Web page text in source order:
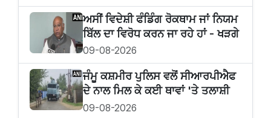
ਅਸੀਂ ਵਿਦੇਸ਼ੀ ਫੰਡਿੰਗ ਰੋਕਥਾਮ ਜਾਂ ਨਿਯਮ
ਬਿੱਲ ਦਾ ਵਿਰੋਧ ਕਰਨ ਜਾ ਰਹੇ ਹਾਂ - ਖੜਗੇ
09-08-2026
ਜੰਮੂ ਕਸ਼ਮੀਰ ਪੁਲਿਸ ਵਲੋਂ ਸੀਆਰਪੀਐਫ
ਦੇ ਨਾਲ ਮਿਲ ਕੇ ਕਈ ਥਾਵਾਂ 'ਤੇ ਤਲਾਸ਼ੀ
09-08-2026